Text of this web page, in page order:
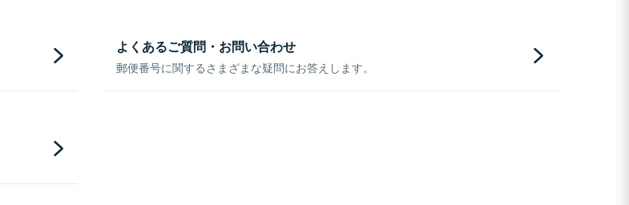
よくあるご質問・お問い合わせ
郵便番号に関するさまざまな疑問にお答えします。